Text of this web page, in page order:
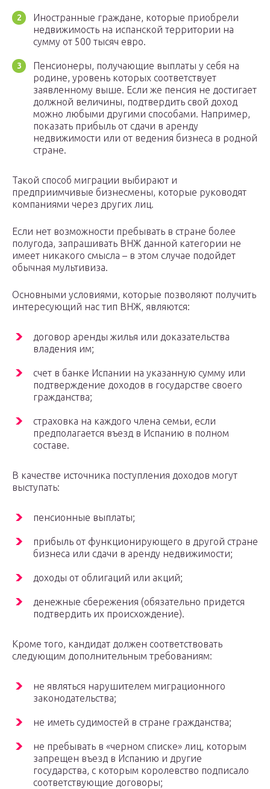
Иностранные граждане, которые приобрели
недвижимость на испанской территории на
сумму от 500 тысяч евро.
Пенсионеры, получающие выплаты у себя на
родине, уровень которых соответствует
заявленному выше. Если же пенсия не достигает
должной величины, подтвердить свой доход
можно любыми другими способами. Например,
показать прибыль от сдачи в аренду
недвижимости или от ведения бизнеса в родной
стране.
Такой способ миграции выбирают и
предприимчивые бизнесмены, которые руководят
компаниями через других лиц.
Если нет возможности пребывать в стране более
полугода, запрашивать ВНЖ данной категории не
имеет никакого смысла – в этом случае подойдет
обычная мультивиза.
Основными условиями, которые позволяют получить
интересующий нас тип ВНЖ, являются:
договор аренды жилья или доказательства
владения им;
счет в банке Испании на указанную сумму или
подтверждение доходов в государстве своего
гражданства;
страховка на каждого члена семьи, если
предполагается въезд в Испанию в полном
составе.
В качестве источника поступления доходов могут
выступать:
пенсионные выплаты;
прибыль от функционирующего в другой стране
бизнеса или сдачи в аренду недвижимости;
доходы от облигаций или акций;
денежные сбережения (обязательно придется
подтвердить их происхождение).
Кроме того, кандидат должен соответствовать
следующим дополнительным требованиям:
не являться нарушителем миграционного
законодательства;
не иметь судимостей в стране гражданства;
не пребывать в «черном списке» лиц, которым
запрещен въезд в Испанию и другие
государства, с которым королевство подписало
соответствующие договоры;